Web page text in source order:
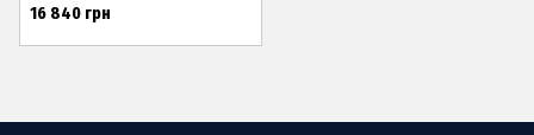
16 840 грн